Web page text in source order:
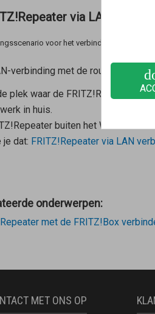
via LAN met de
voor het verbindingstype LAN-
verbinding met de router is zinvol
plek waar de FRITZ!Repeater
in huis.
buiten het Wi-Fi-
je dat: FRITZ!Repeater via LAN
onderwerpen:
met de FRITZ!Box
MET ONS OP